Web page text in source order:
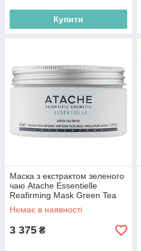
Купити
Маска з екстрактом зеленого
чаю Atache Essentielle
Reafirming Mask Green Tea
200ml (8430795005331)
Немає в наявності
3 375 ₴